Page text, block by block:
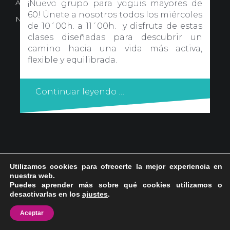
¡Nuevo grupo para yoguis mayores de
60! Únete a nosotros todos los miércoles
de 10´00h. a 11´00h. y disfruta de estas
clases diseñadas para descubrir un
camino hacia una vida más activa,
flexible y equilibrada.
Continuar leyendo …
Avd. Comercial 20 Barañain (Navarra)
Nota Legal· Privacidad·Política de Cookies
Utilizamos cookies para ofrecerte la mejor experiencia en
nuestra web.
Puedes aprender más sobre qué cookies utilizamos o
desactivarlas en los ajustes.
Aceptar